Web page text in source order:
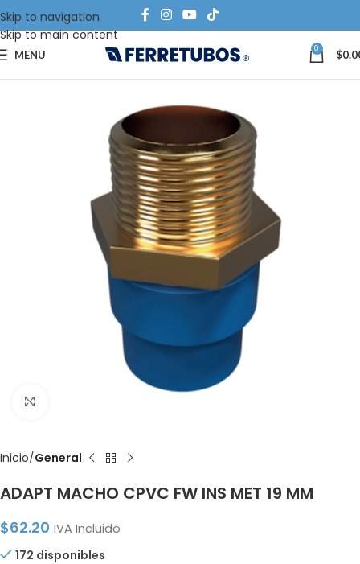
Skip to navigation
Skip to main content
MENU 0 $
Inicio General
ADAPT MACHO CPVC FW INS MET 19 MM
$62.20 IVA Incluido
172 disponibles